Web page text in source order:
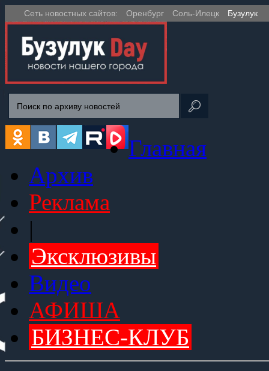
Сеть новостных сайтов: Оренбург Соль-Илецк Бузулук
Главная
Архив
Реклама
|
Эксклюзивы
Видео
АФИША
БИЗНЕС-КЛУБ